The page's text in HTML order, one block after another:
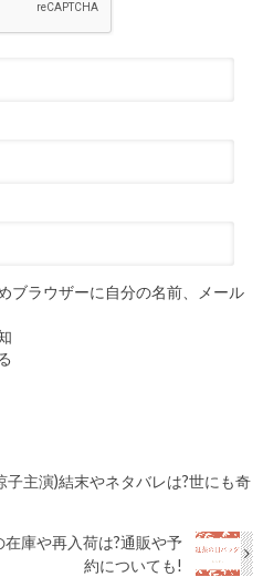
ブラウザーに自分の名前、メール
子主演)結末やネタバレは?世にも奇
庫や再入荷は?通販や予
約についても!